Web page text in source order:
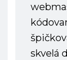
skvelá